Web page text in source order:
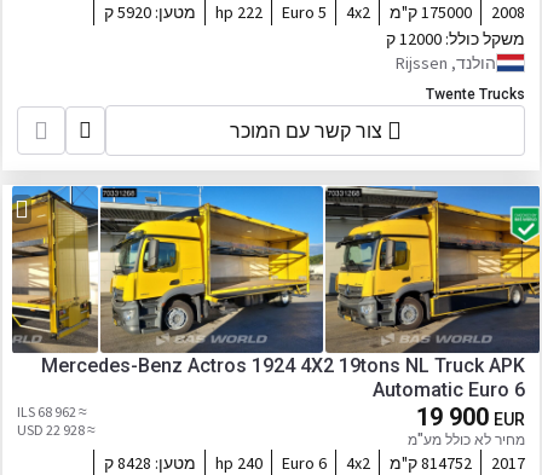
2008 175000 ק"מ 4x2
Euro 5
222 hp מטען: 5920 ק
משקל כולל: 12000 ק
הולנד, Rijssen
Twente Trucks
צור קשר עם המוכר
Mercedes-Benz Actros 1924 4X2 19tons NL Truck APK
Automatic Euro 6
19 900 EUR
מחיר לא כולל מע"מ
≈ 68 962 ILS
≈ 22 928 USD
2017 814752 ק"מ 4x2
Euro 6
240 hp מטען: 8428 ק